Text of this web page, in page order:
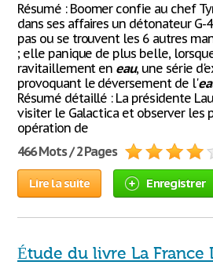
Résumé : Boomer confie au chef
dans ses affaires un détonateur G-
pas ou se trouvent les 6 autres
; elle panique de plus belle,
ravitaillement en eau, une série
provoquant le déversement de l'
Résumé détaillé : La présidente
visiter le Galactica et observer les
opération de
466 Mots / 2 Pages
Lire la suite Enregistrer
Étude du livre La France